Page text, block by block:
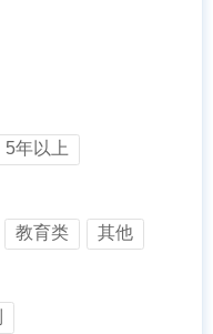
5年以上
教育类 其他